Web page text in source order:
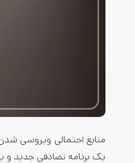
منابع احتمالی ویروسی
یک برنامه تصادفی جدید و